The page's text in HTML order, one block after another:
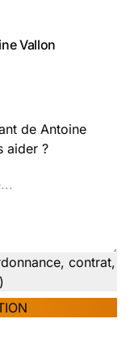
Vallon
de Antoine
aider ?
contrat,